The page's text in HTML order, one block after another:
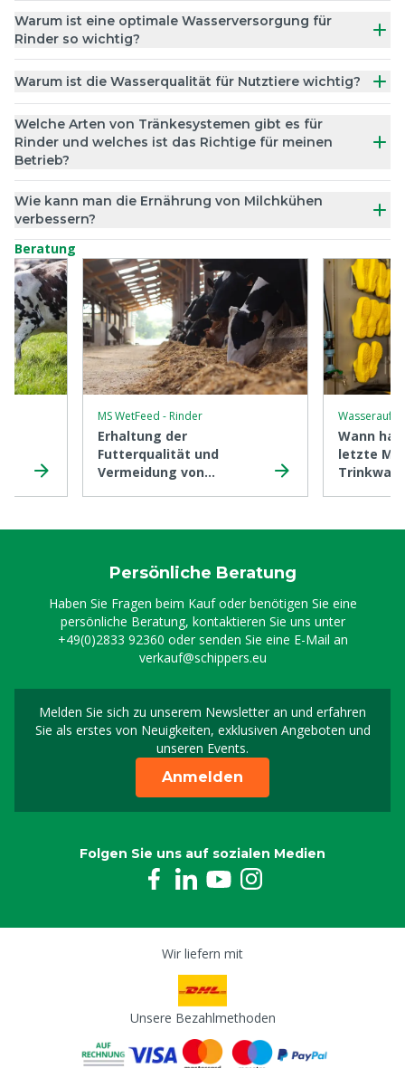
Warum ist eine optimale Wasserversorgung für
Rinder so wichtig?
Warum ist die Wasserqualität für Nutztiere wichtig?
Welche Arten von Tränkesystemen gibt es für
Rinder und welches ist das Richtige für meinen
Betrieb?
Wie kann man die Ernährung von Milchkühen
verbessern?
Beratung
MS WetFeed - Rinder
Erhaltung der
Futterqualität und
Vermeidung von
Wann
letzte
Persönliche Beratung
Haben Sie Fragen beim Kauf oder benötigen Sie eine
persönliche Beratung, kontaktieren Sie uns unter
+49(0)2833 92360 oder senden Sie eine E-Mail an
verkauf@schippers.eu
Melden Sie sich zu unserem Newsletter an und erfahren
Sie als erstes von Neuigkeiten, exklusiven Angeboten und
unseren Events.
Melden Sie sich für
Anmelden
Folgen Sie uns auf sozialen Medien
Wir liefern mit
Unsere Bezahlmethoden